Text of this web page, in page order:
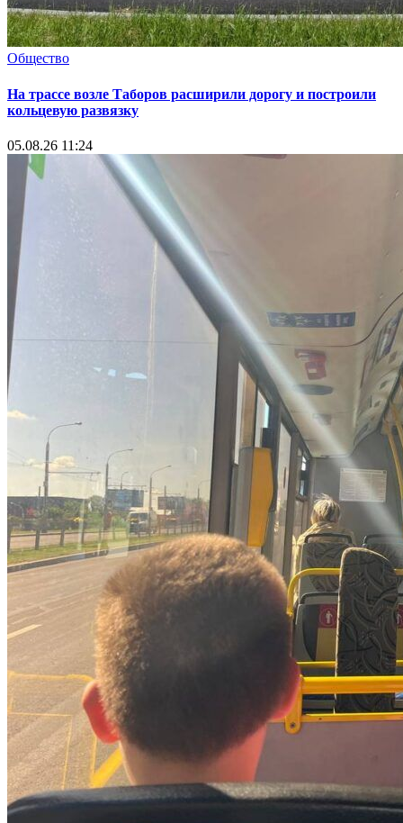
Общество
На трассе возле Таборов расширили дорогу и построили
кольцевую развязку
05.08.26 11:24